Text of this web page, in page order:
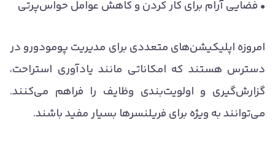
• فضایی آرام برای کار کردن و کاهش عوامل حواس‌پرتی
امروزه اپلیکیشن‌های متعددی برای مدیریت پومودورو در
دسترس هستند که امکاناتی مانند یادآوری استراحت،
گزارش‌گیری و اولویت‌بندی وظایف را فراهم می‌کنند.
می‌توانند به ویژه برای فریلنسرها بسیار مفید باشند.